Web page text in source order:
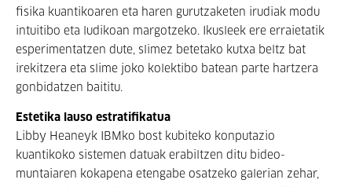
fisika kuantikoaren eta haren gurutzaketen irudiak modu
intuitibo eta ludikoan margotzeko. Ikusleek ere erraietatik
esperimentatzen dute, slimez betetako kutxa beltz bat
irekitzera eta slime joko kolektibo batean parte hartzera
gonbidatzen baititu.
Estetika lauso estratifikatua
Libby Heaneyk IBMko bost kubiteko konputazio
kuantikoko sistemen datuak erabiltzen ditu bideo-
muntaiaren kokapena etengabe osatzeko galerian zehar,